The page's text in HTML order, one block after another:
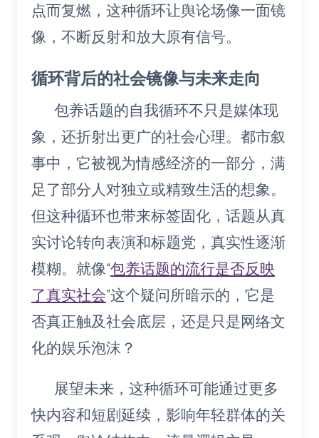
点而复燃，这种循环让舆论场像一面镜
像，不断反射和放大原有信号。
循环背后的社会镜像与未来走向
包养话题的自我循环不只是媒体现
象，还折射出更广的社会心理。都市叙
事中，它被视为情感经济的一部分，满
足了部分人对独立或精致生活的想象。
但这种循环也带来标签固化，话题从真
实讨论转向表演和标题党，真实性逐渐
模糊。就像“包养话题的流行是否反映
了真实社会”这个疑问所暗示的，它是
否真正触及社会底层，还是只是网络文
化的娱乐泡沫？
展望未来，这种循环可能通过更多
快内容和短剧延续，影响年轻群体的关